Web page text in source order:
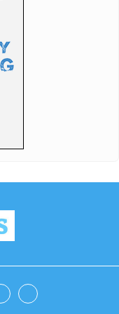
Branson"
Gori! U sekundi je
ali nisu i najtraženiji
ponuđen povratak u